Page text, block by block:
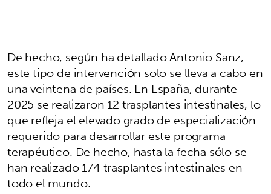
De hecho, según ha detallado Antonio Sanz,
este tipo de intervención solo se lleva a cabo en
una veintena de países. En España, durante
2025 se realizaron 12 trasplantes intestinales, lo
que refleja el elevado grado de especialización
requerido para desarrollar este programa
terapéutico. De hecho, hasta la fecha sólo se
han realizado 174 trasplantes intestinales en
todo el mundo.